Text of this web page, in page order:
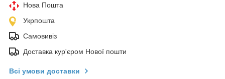
Нова Пошта
Укрпошта
Самовивіз
Доставка кур'єром Нової пошти
Всі умови доставки